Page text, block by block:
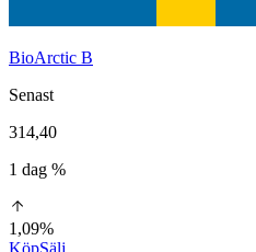
BioArctic B
Senast
314,40
1 dag %
1,09%
KöpSälj